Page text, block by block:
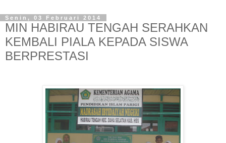
Senin, 03 Februari 2014
MIN HABIRAU TENGAH SERAHKAN
KEMBALI PIALA KEPADA SISWA
BERPRESTASI